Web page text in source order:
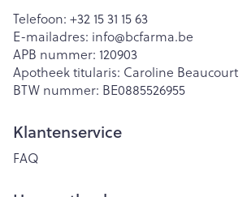
Telefoon: +32 15 31 15 63
E-mailadres: info@bcfarma.be
APB nummer: 120903
Apotheek titularis: Caroline Beaucourt
BTW nummer: BE0885526955
Klantenservice
FAQ